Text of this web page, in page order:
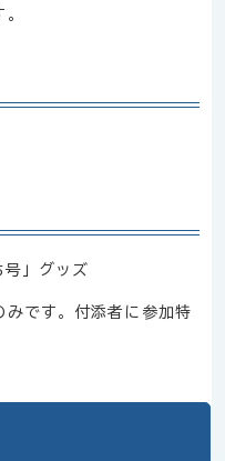
号」グッズ
みです。付添者に参加特